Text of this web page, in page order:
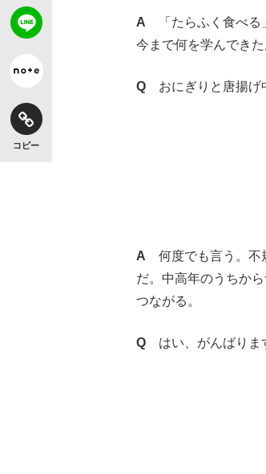
コピー
A 「たらふく食べる
今まで何を学んできた
Q おにぎりと唐揚げ
A 何度でも言う。不
だ。中高年のうちか
つながる。
Q はい、がんばりま